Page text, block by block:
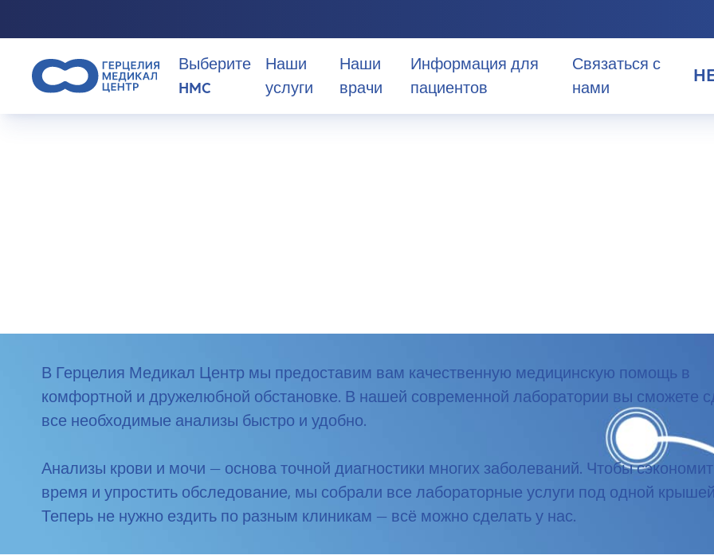
Выберите
HMC
Наши
услуги
Наши
врачи
Информация для
пациентов
Связаться с
нами
HE
В Герцелия Медикал Центр мы предоставим вам качественную медицинскую помощь в
комфортной и дружелюбной обстановке. В нашей современной лаборатории вы сможете
все необходимые анализы быстро и удобно.
Анализы крови и мочи — основа точной диагностики многих заболеваний. Чтобы
время и упростить обследование, мы собрали все лабораторные услуги под одной
Теперь не нужно ездить по разным клиникам — всё можно сделать у нас.